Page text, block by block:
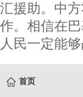
汇援助。中
作。相信在
人民一定能
首页